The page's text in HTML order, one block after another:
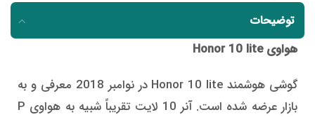
توضیحات
هواویHonor 10 lite
گوشی هوشمند Honor 10 lite در نوامبر 2018 معرفی و به
بازار عرضه شده است. آنر 10 لایت تقریباً شبیه به هواوی P